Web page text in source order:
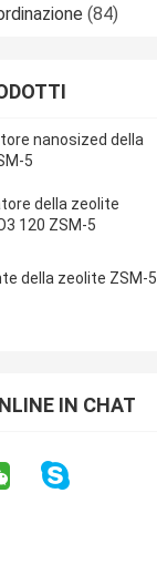
(84)
nanosized della
5
della zeolite
120 ZSM-5
della zeolite ZSM-5
IN CHAT